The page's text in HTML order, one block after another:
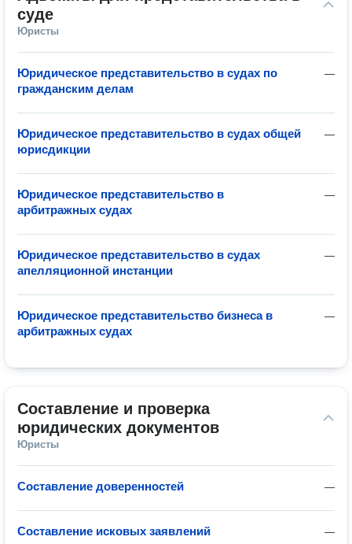
суде
Юристы
—
Юридическое представительство в судах по
гражданским делам
—
Юридическое представительство в судах общей
юрисдикции
—
Юридическое представительство в
арбитражных судах
—
Юридическое представительство в судах
апелляционной инстанции
—
Юридическое представительство бизнеса в
арбитражных судах
Составление и проверка
юридических документов
Юристы
—
Составление доверенностей
—
Составление исковых заявлений